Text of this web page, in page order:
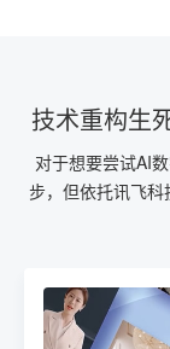
技术重构生
对于想要尝试AI
步，但依托讯飞